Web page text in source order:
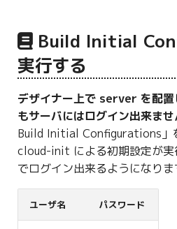
型指定
Build Initial
実行する
デザイナー上で server を配置
もサーバにはログイン出来ませ
Build Initial Configurations」
cloud-init による初期設定が実
でログイン出来るようになりま
ユーザ名 パスワード